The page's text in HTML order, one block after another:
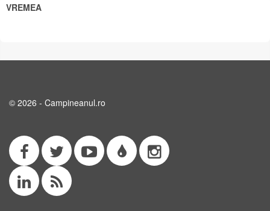
VREMEA
© 2026 - Campineanul.ro